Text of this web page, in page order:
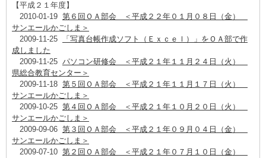
【平成２１年度】
2010-01-19 第６回ＯＡ部会 ＜平成２２年０１月０８日（金）
サンエールかごしま＞
2009-11-25
「写真台帳作成ソフト（Ｅｘｃｅｌ）」をＯＡ部で作
成しました
2009-11-25 パソコン研修会 ＜平成２１年１１月２４日（火）
県総合教育センター＞
2009-11-18 第５回ＯＡ部会 ＜平成２１年１１月１７日（火）
サンエールかごしま＞
2009-10-25 第４回ＯＡ部会 ＜平成２１年１０月２０日（火）
サンエールかごしま＞
2009-09-06 第３回ＯＡ部会 ＜平成２１年０９月０４日（金）
サンエールかごしま＞
2009-07-10 第２回ＯＡ部会 ＜平成２１年０７月１０日（金）